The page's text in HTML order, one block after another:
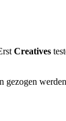
Creatives
gezogen